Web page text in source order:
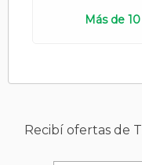
Más de
Recibí ofertas de